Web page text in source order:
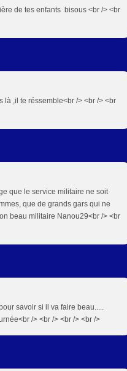
de tes enfants bisous <br /> <br
là ,il te réssemble<br /> <br /> <br
que le service militaire ne soit
que de grands gars qui ne
beau militaire Nanou29<br /> <br
savoir si il va faire beau.....
/> <br /> <br /> <br />